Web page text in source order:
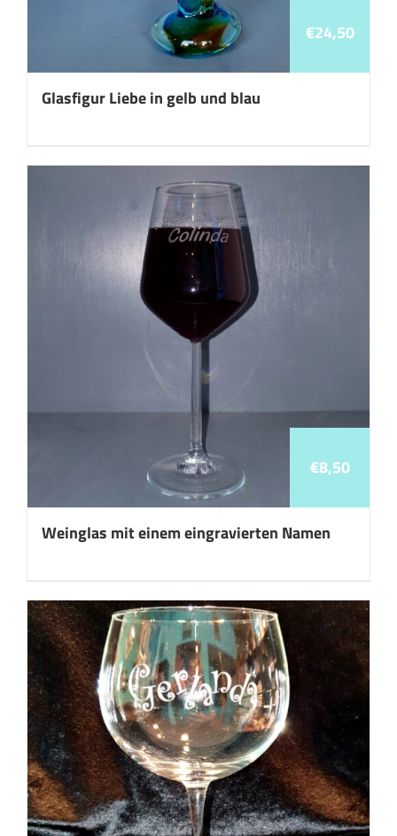
Glasfigur Liebe in gelb und blau
€24,50
Weinglas mit einem eingravierten Namen
€8,50